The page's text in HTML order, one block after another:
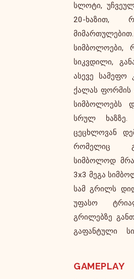
სლოტი,
20-ხაზით,
სიმბოლოები,
სიკვდილი,
ასევე სამეფო
ქალას ფორმის
სიმბოლოებს
სრულ ხაზზე.
ცეცხლოვან
რომელიც
სიმბოლოდ
3x3 მეგა
სამ გრილს
უფასო
გრილებზე
გაფანტული
ზრდის
ფუნქციები.
ბნელი
დემონური
გრაფიკით
შორის
GAMEPLAY